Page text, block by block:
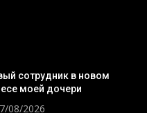
сотрудник в новом
моей дочери
08/2026